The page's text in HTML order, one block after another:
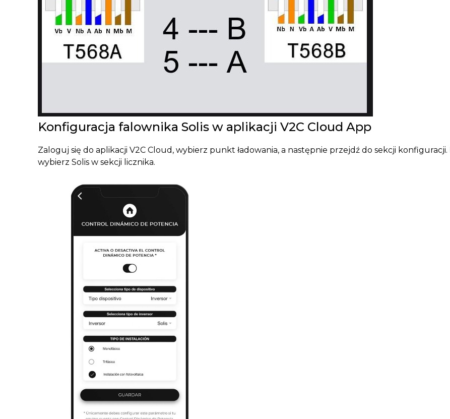
Konfiguracja falownika Solis w aplikacji V2C Cloud App
Zaloguj się do aplikacji V2C Cloud, wybierz punkt ładowania, a następnie przejdź do sekcji
wybierz Solis w sekcji licznika.